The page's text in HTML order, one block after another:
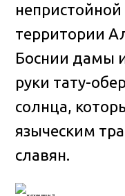
территории
Боснии дамы
руки тату-
солнца,
языческим
славян.